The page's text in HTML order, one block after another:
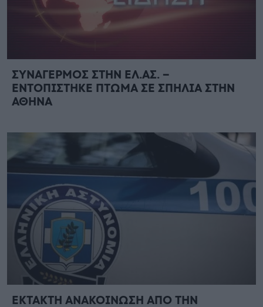
ΣΥΝΑΓΕΡΜΟΣ ΣΤΗΝ ΕΛ.ΑΣ. –
ΕΝΤΟΠΙΣΤΗΚΕ ΠΤΩΜΑ ΣΕ ΣΠΗΛΙΑ ΣΤΗΝ
ΑΘΗΝΑ
ΕΚΤΑΚΤΗ ΑΝΑΚΟΙΝΩΣΗ ΑΠΟ ΤΗΝ